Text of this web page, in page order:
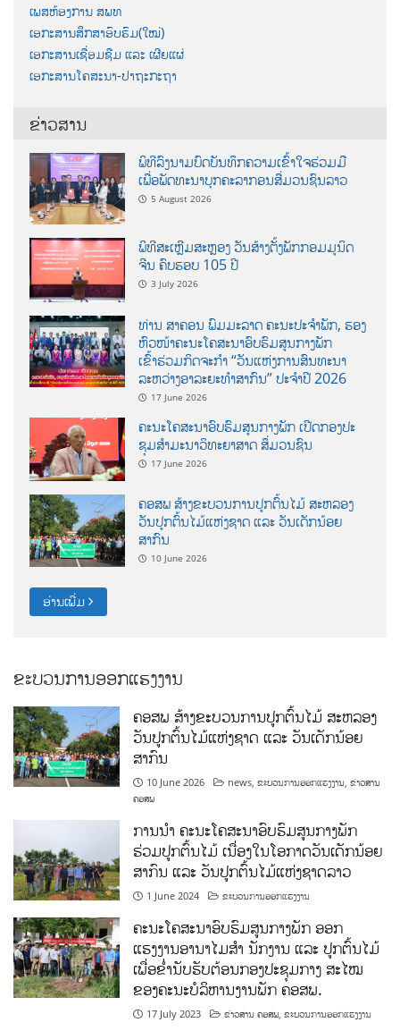
ເພສຫ້ອງການ ສພທ
ເອກະສານສຶກສາອົບຮົມ(ໃໝ່)
ເອກະສານເຊື່ອມຊືມ ແລະ ເຜີຍແຜ່
ເອກະສານໂຄສະນາ-ປາຖະກະຖາ
ຂ່າວສານ
ພິທີລົງນາມບົດບັນທຶກຄວາມເຂົ້າໃຈຮ່ວມມື
ເພື່ອພັດທະນາບຸກຄະລາກອນສື່ມວນຊົນລາວ
5 August 2026
ພິທີສະເຫຼີມສະຫຼອງ ວັນສ້າງຕັ້ງພັກກອມມູນິດ
ຈີນ ຄົບຮອບ 105 ປີ
3 July 2026
ທ່ານ ສາຄອນ ພົມມະລາດ ຄະນະປະຈໍາພັກ, ຮອງ
ຫົວໜ້າຄະນະໂຄສະນາອົບຮົມສູນກາງພັກ
ເຂົ້າຮ່ວມກິດຈະກຳ “ວັນແຫ່ງການສົນທະນາ
ລະຫວ່າງອາລະຍະທຳສາກົນ” ປະຈຳປີ 2026
17 June 2026
ຄະນະໂຄສະນາອົບຮົມສູນກາງພັກ ເປີດກອງປະ
ຊຸມສຳມະນາວິທະຍາສາດ ສຶ່ມວນຊົນ
17 June 2026
ຄອສພ ສ້າງຂະບວນການປູກຕົ້ນໄມ້ ສະຫລອງ
ວັນປູກຕົ້ນໄມ້ແຫ່ງຊາດ ແລະ ວັນເດັກນ້ອຍ
ສາກົນ
10 June 2026
ອ່ານເພີ່ມ
ຂະບວນການອອກແຮງງານ
ຄອສພ ສ້າງຂະບວນການປູກຕົ້ນໄມ້ ສະຫລອງ
ວັນປູກຕົ້ນໄມ້ແຫ່ງຊາດ ແລະ ວັນເດັກນ້ອຍ
ສາກົນ
10 June 2026 news,ຂະບວນການອອກແຮງງານ,ຂ່າວສານ
ຄອສພ
ການນໍາ ຄະນະໂຄສະນາອົບຮົມສູນກາງພັກ
ຮ່ວມປູກຕົ້ນໄມ້ ເນື່ອງໃນໂອກາດວັນເດັກນ້ອຍ
ສາກົນ ແລະ ວັນປູກຕົ້ນໄມ້ແຫ່ງຊາດລາວ
1 June 2024 ຂະບວນການອອກແຮງງານ
ຄະນະໂຄສະນາອົບຮົມສູນກາງພັກ ອອກ
ແຮງງານອານາໄມສໍາ ນັກງານ ແລະ ປູກຕົ້ນໄມ້
ເພື່ອຂໍ່ານັບຮັບຕ້ອນກອງປະຊຸມກາງ ສະໄໝ
ຂອງຄະນະບໍລິຫານງານພັກ ຄອສພ.
17 July 2023 ຂ່າວສານ ຄອສພ,ຂະບວນການອອກແຮງງານ